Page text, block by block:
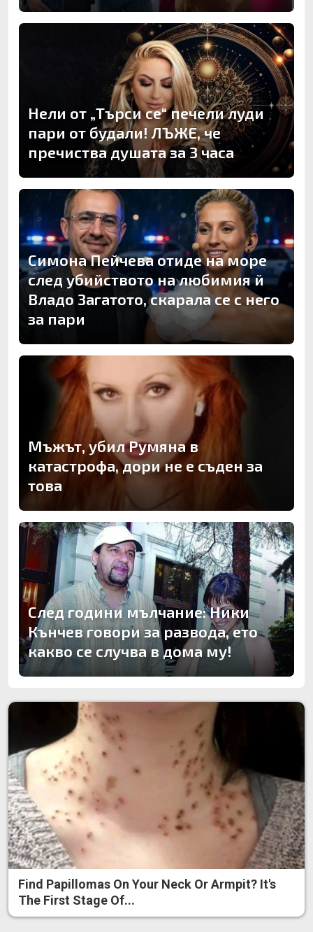
Нели от „Търси се“ печели луди
пари от будали! ЛЪЖЕ, че
пречиства душата за 3 часа
Симона Пейчева отиде на море
след убийството на любимия й
Владо Загатото, скарала се с него
за пари
Мъжът, убил Румяна в
катастрофа, дори не е съден за
това
След години мълчание: Ники
Кънчев говори за развода, ето
какво се случва в дома му!
Find Papillomas On Your Neck Or Armpit? It's
The First Stage Of...